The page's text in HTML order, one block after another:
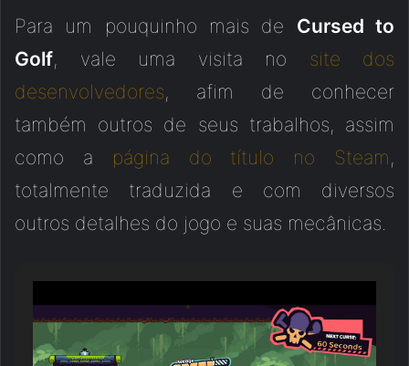
Para um pouquinho mais de Cursed to
Golf, vale uma visita no site dos
desenvolvedores, afim de conhecer
também outros de seus trabalhos, assim
como a página do título no Steam,
totalmente traduzida e com diversos
outros detalhes do jogo e suas mecânicas.